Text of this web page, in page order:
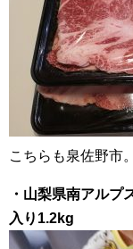
こちらも泉佐野市。
・山梨県南アル
入り1.2kg